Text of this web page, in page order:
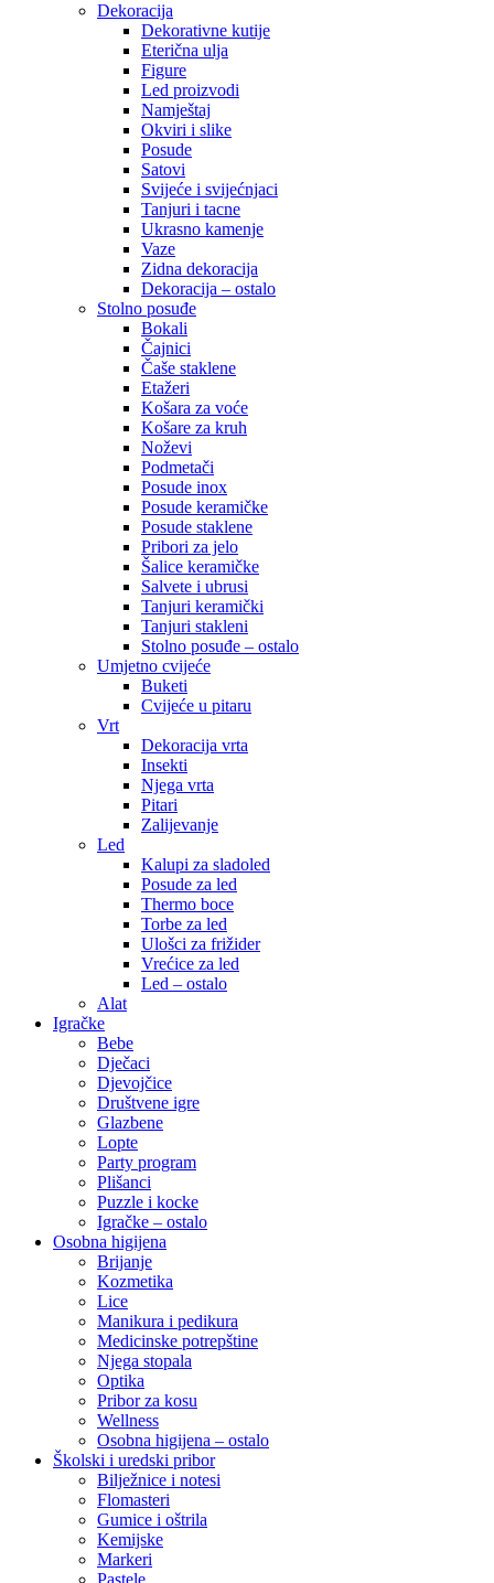
Dekoracija
Dekorativne kutije
Eterična ulja
Figure
Led proizvodi
Namještaj
Okviri i slike
Posude
Satovi
Svijeće i svijećnjaci
Tanjuri i tacne
Ukrasno kamenje
Vaze
Zidna dekoracija
Dekoracija – ostalo
Stolno posuđe
Bokali
Čajnici
Čaše staklene
Etažeri
Košara za voće
Košare za kruh
Noževi
Podmetači
Posude inox
Posude keramičke
Posude staklene
Pribori za jelo
Šalice keramičke
Salvete i ubrusi
Tanjuri keramički
Tanjuri stakleni
Stolno posuđe – ostalo
Umjetno cvijeće
Buketi
Cvijeće u pitaru
Vrt
Dekoracija vrta
Insekti
Njega vrta
Pitari
Zalijevanje
Led
Kalupi za sladoled
Posude za led
Thermo boce
Torbe za led
Ulošci za frižider
Vrećice za led
Led – ostalo
Alat
Igračke
Bebe
Dječaci
Djevojčice
Društvene igre
Glazbene
Lopte
Party program
Plišanci
Puzzle i kocke
Igračke – ostalo
Osobna higijena
Brijanje
Kozmetika
Lice
Manikura i pedikura
Medicinske potrepštine
Njega stopala
Optika
Pribor za kosu
Wellness
Osobna higijena – ostalo
Školski i uredski pribor
Bilježnice i notesi
Flomasteri
Gumice i oštrila
Kemijske
Markeri
Pastele